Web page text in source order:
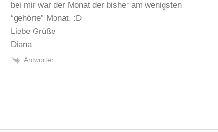
bei mir war der Monat der bisher am wenigsten
“gehörte” Monat. :D
Liebe Grüße
Diana
Antworten